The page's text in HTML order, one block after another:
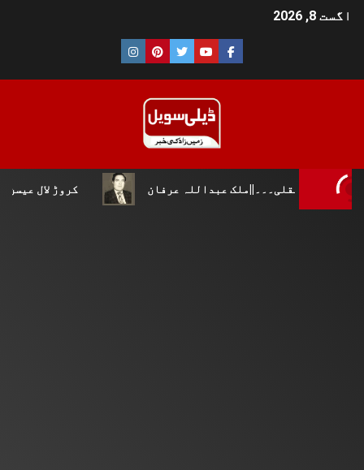
اگست 8, 2026
کروڑ لال عیسن :چوپال نقلی۔۔۔||ملک عبداللہ عرفان